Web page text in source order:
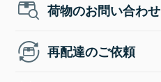
荷物のお問い合わせ
再配達のご依頼